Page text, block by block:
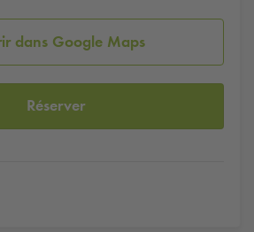
dans Google Maps
Réserver